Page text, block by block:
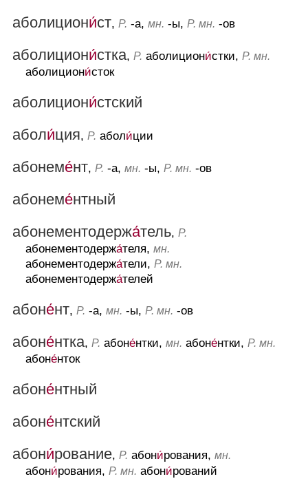
аболициони́ст, Р. -а, мн. -ы, Р. мн. -ов
аболициони́стка, Р. аболициони́стки, Р. мн.
аболициони́сток
аболициони́стский
аболи́ция, Р. аболи́ции
абонеме́нт, Р. -а, мн. -ы, Р. мн. -ов
абонеме́нтный
абонементодержа́тель, Р.
абонементодержа́теля, мн.
абонементодержа́тели, Р. мн.
абонементодержа́телей
абоне́нт, Р. -а, мн. -ы, Р. мн. -ов
абоне́нтка, Р. абоне́нтки, мн. абоне́нтки, Р. мн.
абоне́нток
абоне́нтный
абоне́нтский
абони́рование, Р. абони́рования, мн.
абони́рования, Р. мн. абони́рований